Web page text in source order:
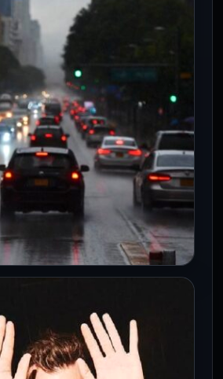
CDMX enfrenta 32
y lluvias el 29 de julio
eventos de protesta y